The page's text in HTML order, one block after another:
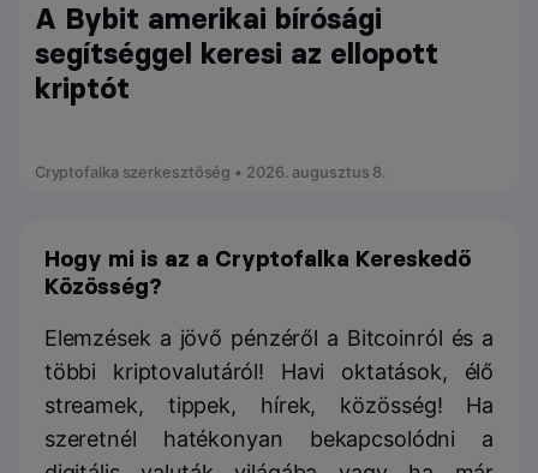
A Bybit amerikai bírósági
segítséggel keresi az ellopott
kriptót
Cryptofalka szerkesztőség • 2026. augusztus 8.
Hogy mi is az a Cryptofalka Kereskedő
Közösség?
Elemzések a jövő pénzéről a Bitcoinról és a
többi kriptovalutáról! Havi oktatások, élő
streamek, tippek, hírek, közösség! Ha
szeretnél hatékonyan bekapcsolódni a